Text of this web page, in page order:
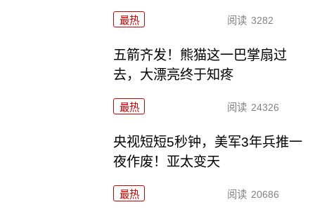
最热 阅读 3282
五箭齐发！熊猫这一巴掌扇过
去，大漂亮终于知疼
最热 阅读 24326
央视短短5秒钟，美军3年兵推一
夜作废！亚太变天
最热 阅读 20686